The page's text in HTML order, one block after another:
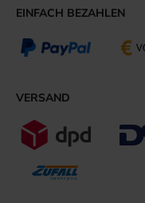
EINFACH BEZAHLEN
VERSAND